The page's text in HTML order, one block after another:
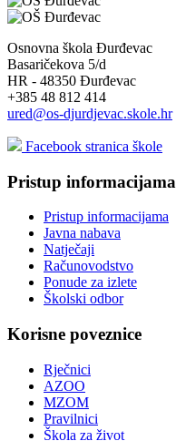
Osnovna škola Đurđevac
Basaričekova 5/d
HR - 48350 Đurđevac
+385 48 812 414
ured@os-djurdjevac.skole.hr
Facebook stranica škole
Pristup informacijama
Pristup informacijama
Javna nabava
Natječaji
Računovodstvo
Ponude za izlete
Školski odbor
Korisne poveznice
Rječnici
AZOO
MZOM
Pravilnici
Škola za život